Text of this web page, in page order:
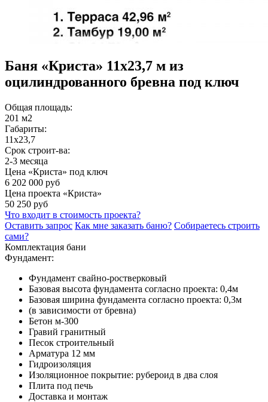
Баня «Криста» 11х23,7 м из
оцилиндрованного бревна под ключ
Общая площадь:
201 м2
Габариты:
11х23,7
Срок строит-ва:
2-3 месяца
Цена «Криста» под ключ
6 202 000 руб
Цена проекта «Криста»
50 250 руб
Что входит в стоимость проекта?
Оставить запрос Как мне заказать баню? Собираетесь строить
сами?
Комплектация бани
Фундамент:
Фундамент свайно-ростверковый
Базовая высота фундамента согласно проекта: 0,4м
Базовая ширина фундамента согласно проекта: 0,3м
(в зависимости от бревна)
Бетон м-300
Гравий гранитный
Песок строительный
Арматура 12 мм
Гидроизоляция
Изоляционное покрытие: рубероид в два слоя
Плита под печь
Доставка и монтаж